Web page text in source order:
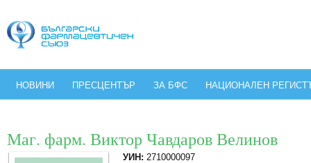
НОВИНИ ПРЕСЦЕНТЪР ЗА БФС НАЦИОНАЛЕН
Маг. фарм. Виктор Чавдаров Велинов
УИН: 2710000097